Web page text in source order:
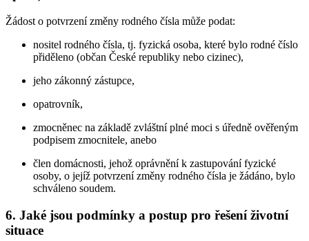
Žádost o potvrzení změny rodného čísla může podat:
nositel rodného čísla, tj. fyzická osoba, které bylo rodné číslo
přiděleno (občan České republiky nebo cizinec),
jeho zákonný zástupce,
opatrovník,
zmocněnec na základě zvláštní plné moci s úředně ověřeným
podpisem zmocnitele, anebo
člen domácnosti, jehož oprávnění k zastupování fyzické
osoby, o jejíž potvrzení změny rodného čísla je žádáno, bylo
schváleno soudem.
6. Jaké jsou podmínky a postup pro řešení životní
situace